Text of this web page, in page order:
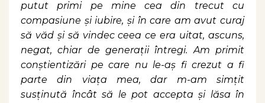
putut primi pe mine cea din trecut cu
compasiune și iubire, și în care am avut curaj
să văd și să vindec ceea ce era uitat, ascuns,
negat, chiar de generații întregi. Am primit
conștientizări pe care nu le-aș fi crezut a fi
parte din viața mea, dar m-am simțit
susținută încât să le pot accepta și lăsa în